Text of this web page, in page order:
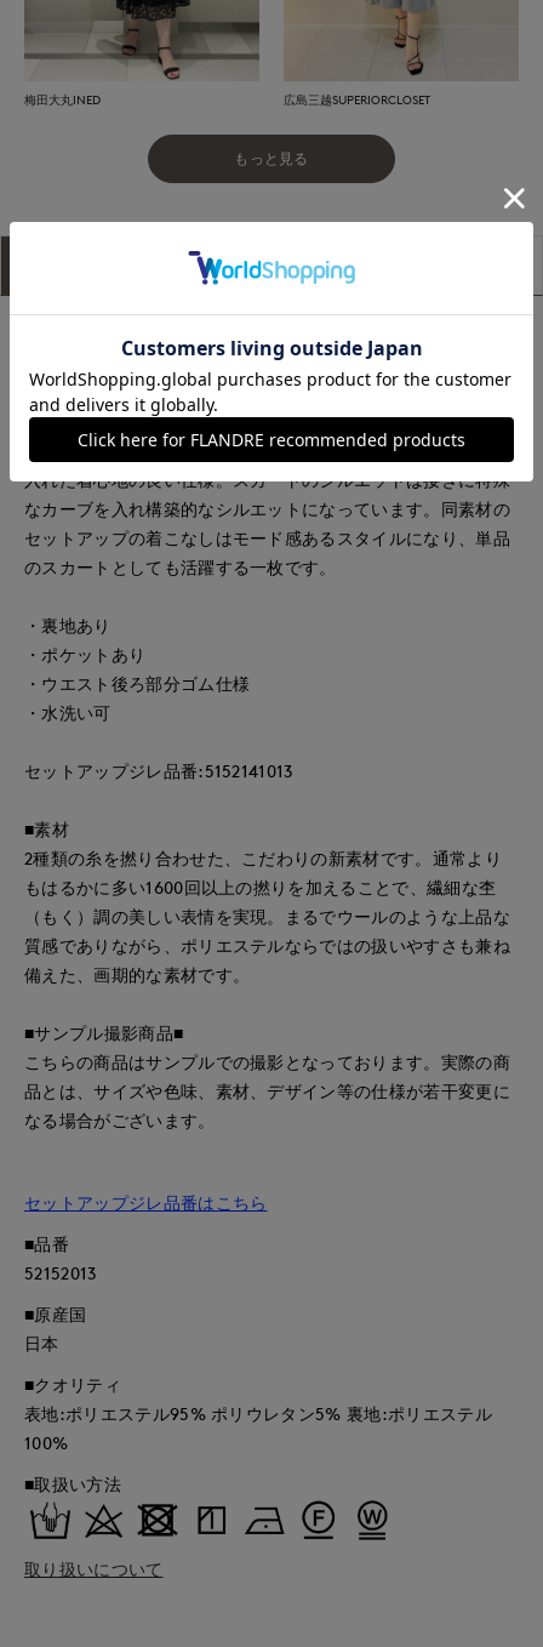
梅田大丸INED 広島三越SUPERIORCLOSET
もっと見る
サイズ詳細
トレンドのバルーンスカートを大胆過ぎない品のあるシルエッ
トに。サラリと肌触りの良い素材を使用し足捌きもよく涼しく
過ごせる1枚です。ウエストベルトは横に２本のタックディテー
ルを入れる事により高級感と立体感を持たせ、後ろ側にゴムを
入れた着心地の良い仕様。スカートのシルエットは接ぎに特殊
なカーブを入れ構築的なシルエットになっています。同素材の
セットアップの着こなしはモード感あるスタイルになり、単品
のスカートとしても活躍する一枚です。
・裏地あり
・ポケットあり
・ウエスト後ろ部分ゴム仕様
・水洗い可
セットアップジレ品番:5152141013
■素材
2種類の糸を撚り合わせた、こだわりの新素材です。通常より
もはるかに多い1600回以上の撚りを加えることで、繊細な杢
（もく）調の美しい表情を実現。まるでウールのような上品な
質感でありながら、ポリエステルならではの扱いやすさも兼ね
備えた、画期的な素材です。
■サンプル撮影商品■
こちらの商品はサンプルでの撮影となっております。実際の商
品とは、サイズや色味、素材、デザイン等の仕様が若干変更に
なる場合がございます。
セットアップジレ品番はこちら
■品番
52152013
■原産国
日本
■クオリティ
表地:ポリエステル95% ポリウレタン5% 裏地:ポリエステル
100%
■取扱い方法
取り扱いについて